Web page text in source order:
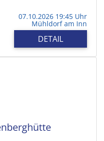
07.10.2026 19:45 Uhr
Mühldorf am Inn
DETAIL